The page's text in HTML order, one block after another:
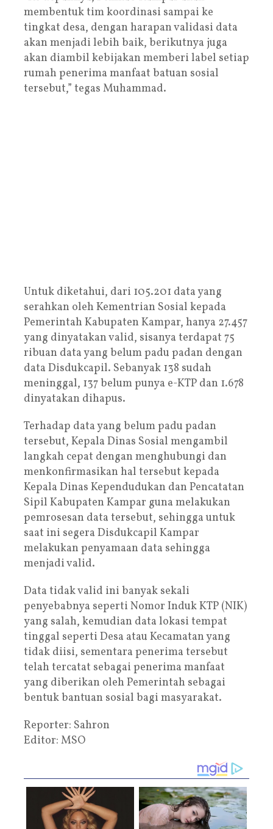
membentuk tim koordinasi sampai ke
tingkat desa, dengan harapan validasi data
akan menjadi lebih baik, berikutnya juga
akan diambil kebijakan memberi label setiap
rumah penerima manfaat batuan sosial
tersebut,” tegas Muhammad.
Untuk diketahui, dari 105.201 data yang
serahkan oleh Kementrian Sosial kepada
Pemerintah Kabupaten Kampar, hanya 27.457
yang dinyatakan valid, sisanya terdapat 75
ribuan data yang belum padu padan dengan
data Disdukcapil. Sebanyak 138 sudah
meninggal, 137 belum punya e-KTP dan 1.678
dinyatakan dihapus.
Terhadap data yang belum padu padan
tersebut, Kepala Dinas Sosial mengambil
langkah cepat dengan menghubungi dan
menkonfirmasikan hal tersebut kepada
Kepala Dinas Kependudukan dan Pencatatan
Sipil Kabupaten Kampar guna melakukan
pemrosesan data tersebut, sehingga untuk
saat ini segera Disdukcapil Kampar
melakukan penyamaan data sehingga
menjadi valid.
Data tidak valid ini banyak sekali
penyebabnya seperti Nomor Induk KTP (NIK)
yang salah, kemudian data lokasi tempat
tinggal seperti Desa atau Kecamatan yang
tidak diisi, sementara penerima tersebut
telah tercatat sebagai penerima manfaat
yang diberikan oleh Pemerintah sebagai
bentuk bantuan sosial bagi masyarakat.
Reporter: Sahron
Editor: MSO